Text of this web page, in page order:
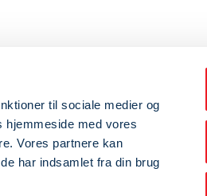
til sociale medier og
hjemmeside med vores
Vores partnere kan
har indsamlet fra din brug